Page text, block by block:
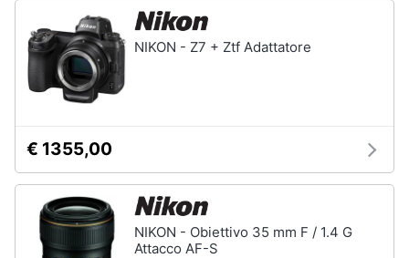
NIKON - Z7 + Ztf Adattatore
€ 1355,00
NIKON - Obiettivo 35 mm F / 1.4 G
Attacco AF-S